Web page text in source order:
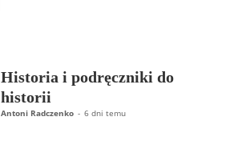
Historia i podręczniki do
historii
Antoni Radczenko - 6 dni temu